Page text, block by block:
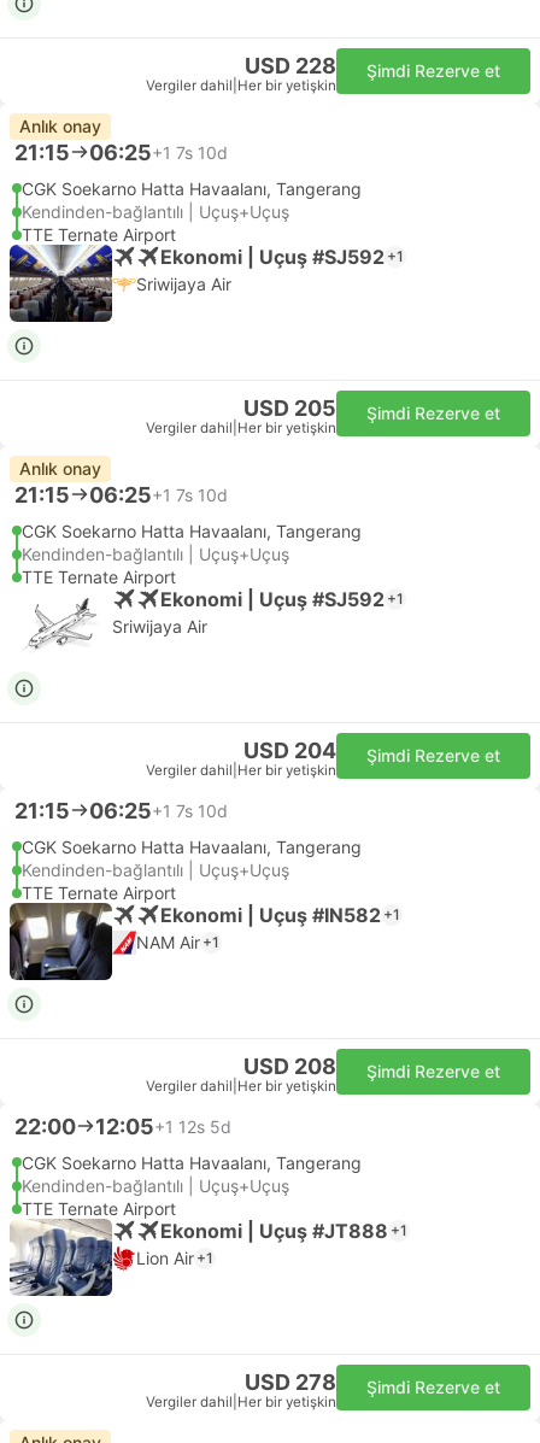
USD 228
Vergiler dahil Her bir yetişkin
Şimdi Rezerve et
Anlık onay
21:15 06:25+1 7s 10d
CGK Soekarno Hatta Havaalanı, Tangerang
Kendinden-bağlantılı | Uçuş+Uçuş
TTE Ternate Airport
Ekonomi | Uçuş #SJ592 +1
Sriwijaya Air
USD 205
Vergiler dahil Her bir yetişkin
Şimdi Rezerve et
Anlık onay
21:15 06:25+1 7s 10d
CGK Soekarno Hatta Havaalanı, Tangerang
Kendinden-bağlantılı | Uçuş+Uçuş
TTE Ternate Airport
Ekonomi | Uçuş #SJ592 +1
Sriwijaya Air
USD 204
Vergiler dahil Her bir yetişkin
Şimdi Rezerve et
21:15 06:25+1 7s 10d
CGK Soekarno Hatta Havaalanı, Tangerang
Kendinden-bağlantılı | Uçuş+Uçuş
TTE Ternate Airport
Ekonomi | Uçuş #IN582 +1
NAM Air +1
USD 208
Vergiler dahil Her bir yetişkin
Şimdi Rezerve et
22:00 12:05+1 12s 5d
CGK Soekarno Hatta Havaalanı, Tangerang
Kendinden-bağlantılı | Uçuş+Uçuş
TTE Ternate Airport
Ekonomi | Uçuş #JT888 +1
Lion Air +1
USD 278
Vergiler dahil Her bir yetişkin
Şimdi Rezerve et